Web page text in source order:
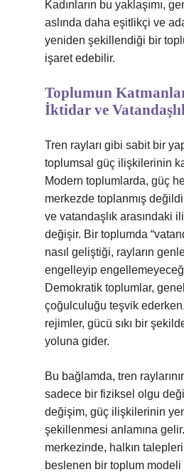
Kadınların bu yaklaşımı,
aslında daha eşitlikçi ve
yeniden şekillendiği bir
işaret edebilir.
Toplumun
İktidar ve
Tren rayları gibi sabit bir
toplumsal güç ilişkilerinin
Modern toplumlarda, güç
merkezde toplanmış
ve vatandaşlık arasındaki
değişir. Bir toplumda
nasıl geliştiği, rayların
engelleyip
Demokratik toplumlar,
çoğulculuğu teşvik
rejimler, gücü sıkı bir
yoluna gider.
Bu bağlamda, tren
sadece bir fiziksel olgu
değişim, güç ilişkilerinin
şekillenmesi anlamına
merkezinde, halkın talepleri
beslenen bir toplum modeli